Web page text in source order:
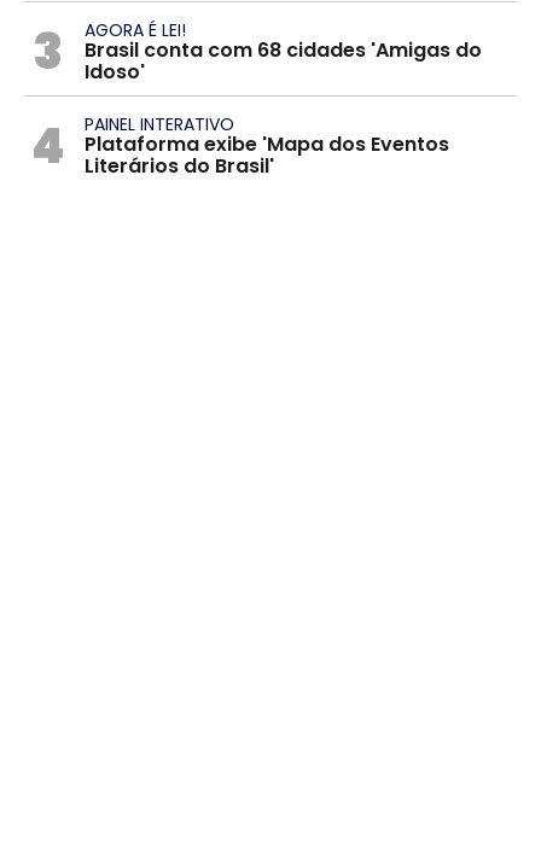
3 AGORA É LEI!
Brasil conta com 68 cidades 'Amigas do
Idoso'
4 PAINEL INTERATIVO
Plataforma exibe 'Mapa dos Eventos
Literários do Brasil'